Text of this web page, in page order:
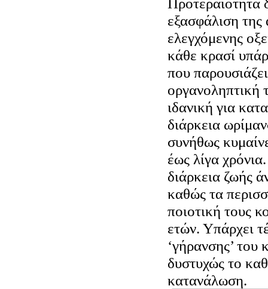
εξασφάλιση
ελεγχόμενης
κάθε κρασί
που
οργανοληπτική
ιδανική για
διάρκεια
συνήθως
έως λίγα
διάρκεια ζωής
καθώς τα
ποιοτική τους
ετών. Υπάρχει
‘γήρανσης’ του
δυστυχώς το
κατανάλωση.